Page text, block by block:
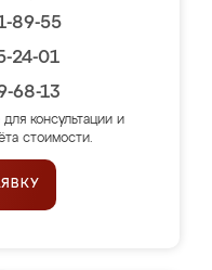
89-55
24-01
68-13
консультации и
стоимости.